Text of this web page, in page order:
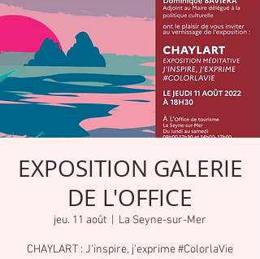
EXPOSITION GALERIE
DE L'OFFICE
jeu. 11 août
  |
La Seyne-sur-Mer
CHAYLART : J'inspire, j'exprime #ColorlaVie